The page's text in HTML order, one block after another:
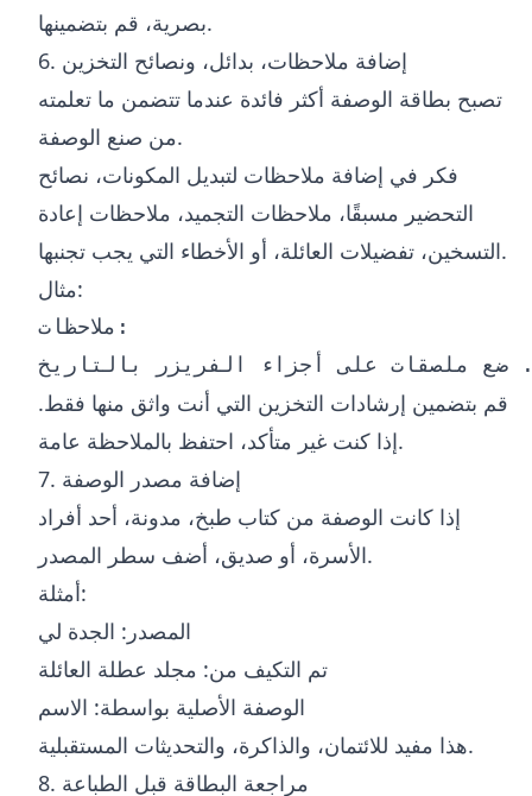
بصرية، قم بتضمينها.
6. إضافة ملاحظات، بدائل، ونصائح التخزين
تصبح بطاقة الوصفة أكثر فائدة عندما تتضمن ما تعلمته
من صنع الوصفة.
فكر في إضافة ملاحظات لتبديل المكونات، نصائح
التحضير مسبقًا، ملاحظات التجميد، ملاحظات إعادة
التسخين، تفضيلات العائلة، أو الأخطاء التي يجب تجنبها.
مثال:
ملاحظات:
قم بتضمين إرشادات التخزين التي أنت واثق منها فقط.
إذا كنت غير متأكد، احتفظ بالملاحظة عامة.
7. إضافة مصدر الوصفة
إذا كانت الوصفة من كتاب طبخ، مدونة، أحد أفراد
الأسرة، أو صديق، أضف سطر المصدر.
أمثلة:
المصدر: الجدة لي
تم التكيف من: مجلد عطلة العائلة
الوصفة الأصلية بواسطة: الاسم
هذا مفيد للائتمان، والذاكرة، والتحديثات المستقبلية.
8. مراجعة البطاقة قبل الطباعة